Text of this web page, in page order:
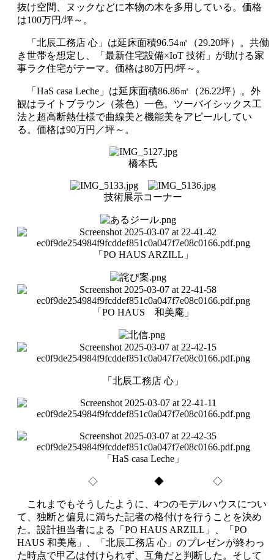
抜け空間、ヌックなどに本物の木を多用している。価格
は100万円/坪～。
「北辰工務店 心」は延床面積96.54㎡（29.20坪）。共働
き世帯を想定し、「最新住宅設備×IoT 技術」が助ける家
事ラク住宅がテーマ。価格は80万円/坪～。
「HaS casa Leche」は延床面積86.86㎡（26.22坪）。外
観はライトブラウン（茶色）一色。ツーバイシックス工
法と超高断熱仕様で曲線美と機能美をアピールしてい
る。価格は90万円／坪～。
橋本氏
技術展示コーナー
「PO HAUS ARZILL」
「PO HAUS 和美庵」
「北辰工務店 心」
「HaS casa Leche」
◇ ◆ ◇
これまでもそうしたように、4つのモデルハウスについ
て、独断と偏見に満ちた記者の格付けを行うことを決め
た。設計担当者による「PO HAUS ARZILL」、「PO
HAUS 和美庵」、「北辰工務店 心」のプレゼンが終わっ
た時点で甲乙は付けられず、互角だと判断した。そして